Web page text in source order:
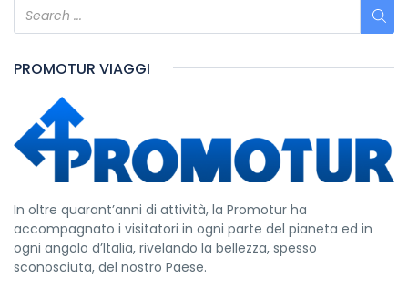
PROMOTUR VIAGGI
In oltre quarant’anni di attività, la Promotur ha
accompagnato i visitatori in ogni parte del pianeta ed in
ogni angolo d’Italia, rivelando la bellezza, spesso
sconosciuta, del nostro Paese.